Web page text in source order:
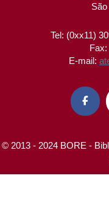
Tel: (0xx11)
E-mail:

© 2013 - 2024 BORE -